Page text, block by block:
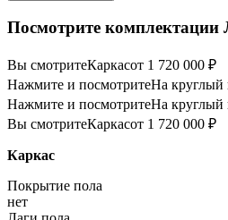
Посмотрите комплектации
Вы смотритеКаркасот 1 720 000 ₽
Нажмите и посмотритеНа круглый
Нажмите и посмотритеНа круглый
Вы смотритеКаркасот 1 720 000 ₽
Каркас
Покрытие пола
нет